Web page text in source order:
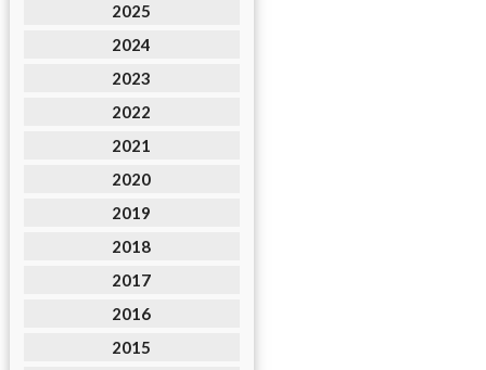
2025
2024
2023
2022
2021
2020
2019
2018
2017
2016
2015